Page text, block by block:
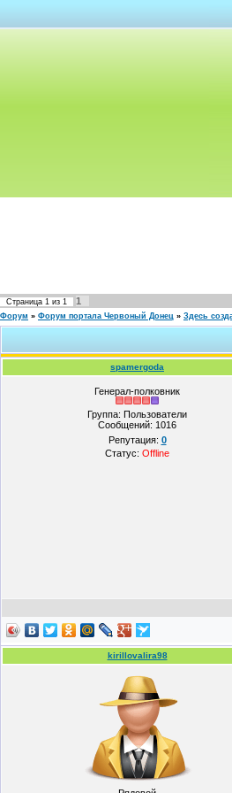
Страница 1 из 1 1
Форум » Форум портала Червоный Донец » Здесь
spamergoda
Генерал-полковник
Группа: Пользователи
Сообщений: 1016
Репутация: 0
Статус: Offline
kirillovalira98